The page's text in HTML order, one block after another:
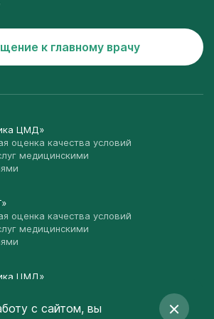
к главному врачу
ЦМД»
оценка качества условий
медицинскими
оценка качества условий
медицинскими
ЦМД»
с сайтом, вы